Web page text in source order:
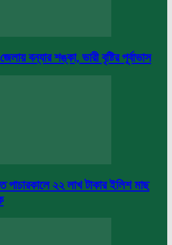
বন্যার শঙ্কা, ভারী বৃষ্টির পূর্বাভাস
পাচারকালে ২২ লাখ টাকার ইলিশ মাছ